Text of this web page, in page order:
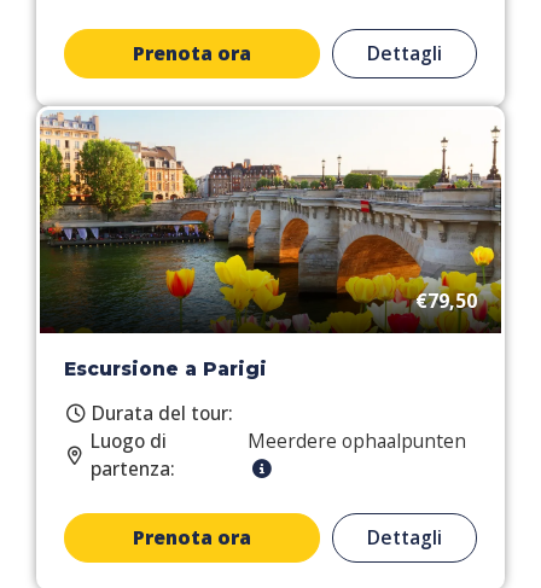
Prenota ora Dettagli
€79,50
Escursione a Parigi
Durata del tour:
Luogo di
partenza:
Meerdere ophaalpunten
Prenota ora Dettagli